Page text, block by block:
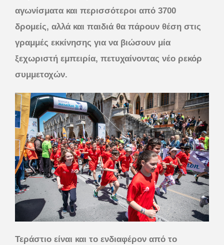
αγωνίσματα και περισσότεροι από 3700
δρομείς, αλλά και παιδιά θα πάρουν θέση στις
γραμμές εκκίνησης για να βιώσουν μία
ξεχωριστή εμπειρία, πετυχαίνοντας νέο ρεκόρ
συμμετοχών.
Τεράστιο είναι και το ενδιαφέρον από το